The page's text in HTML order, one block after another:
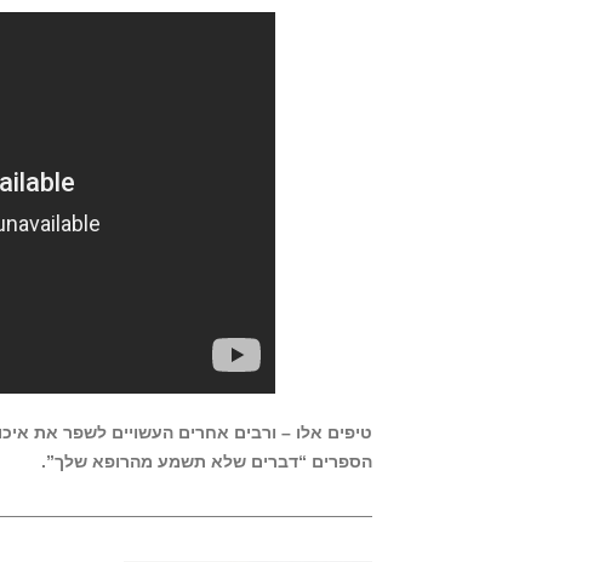
טיפים אלו – ורבים אחרים העשויים לשפר את
הספרים “דברים שלא תשמע מהרופא שלך”.